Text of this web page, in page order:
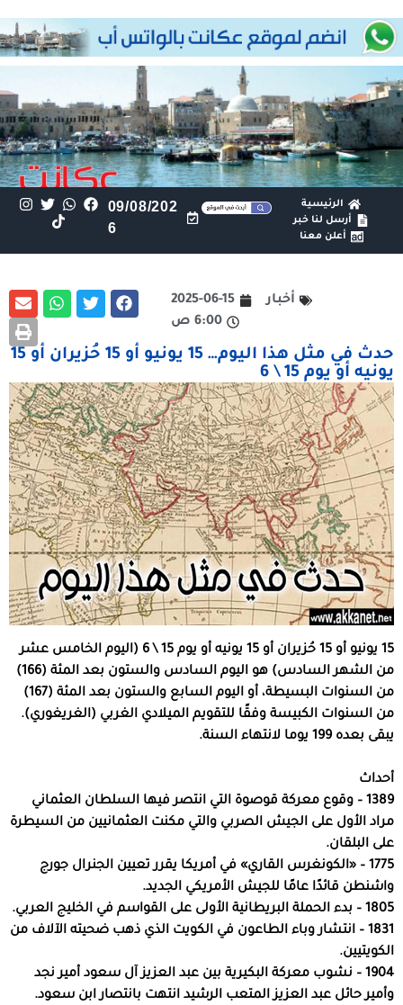
الرئيسية
أرسل لنا خبر
أعلن معنا
09/08/202
6
أخبار
2025-06-15
6:00 ص
حدث في مثل هذا اليوم… 15 يونيو أو 15 حُزيران أو 15
يونيه أو يوم 15 \ 6
15 يونيو أو 15 حُزيران أو 15 يونيه أو يوم 15 \ 6 (اليوم الخامس عشر
من الشهر السادس) هو اليوم السادس والستون بعد المئة (166)
من السنوات البسيطة، أو اليوم السابع والستون بعد المئة (167)
من السنوات الكبيسة وفقًا للتقويم الميلادي الغربي (الغريغوري).
يبقى بعده 199 يوما لانتهاء السنة.
أحداث
1389 – وقوع معركة قوصوة التي انتصر فيها السلطان العثماني
مراد الأول على الجيش الصربي والتي مكنت العثمانيين من السيطرة
على البلقان.
1775 – «الكونغرس القاري» في أمريكا يقرر تعيين الجنرال جورج
واشنطن قائدًا عامًا للجيش الأمريكي الجديد.
1805 – بدء الحملة البريطانية الأولى على القواسم في الخليج العربي.
1831 – انتشار وباء الطاعون في الكويت الذي ذهب ضحيته الآلاف من
الكويتيين.
1904 – نشوب معركة البكيرية بين عبد العزيز آل سعود أمير نجد
وأمير حائل عبد العزيز المتعب الرشيد انتهت بانتصار ابن سعود.